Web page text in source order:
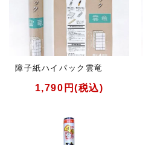
障子紙ハイパック雲竜
1,790円(税込)